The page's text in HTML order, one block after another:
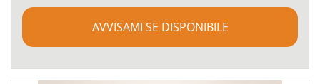
AVVISAMI SE DISPONIBILE